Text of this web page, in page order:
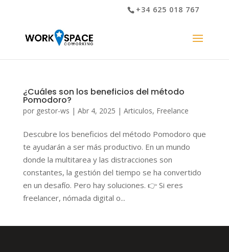
+34 625 018 767
¿Cuáles son los beneficios del método
Pomodoro?
por gestor-ws | Abr 4, 2025 | Articulos, Freelance
Descubre los beneficios del método Pomodoro que
te ayudarán a ser más productivo. En un mundo
donde la multitarea y las distracciones son
constantes, la gestión del tiempo se ha convertido
en un desafío. Pero hay soluciones. 👉 Si eres
freelancer, nómada digital o...